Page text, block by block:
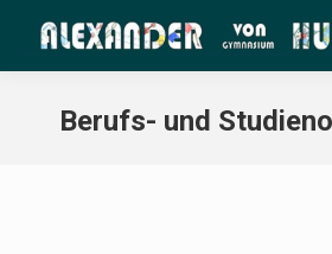
Berufs- und